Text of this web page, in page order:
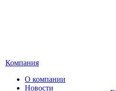
Компания
О компании
Новости